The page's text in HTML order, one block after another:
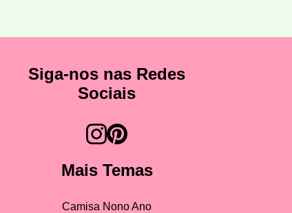
Siga-nos nas Redes
Sociais
Mais Temas
Camisa Nono Ano